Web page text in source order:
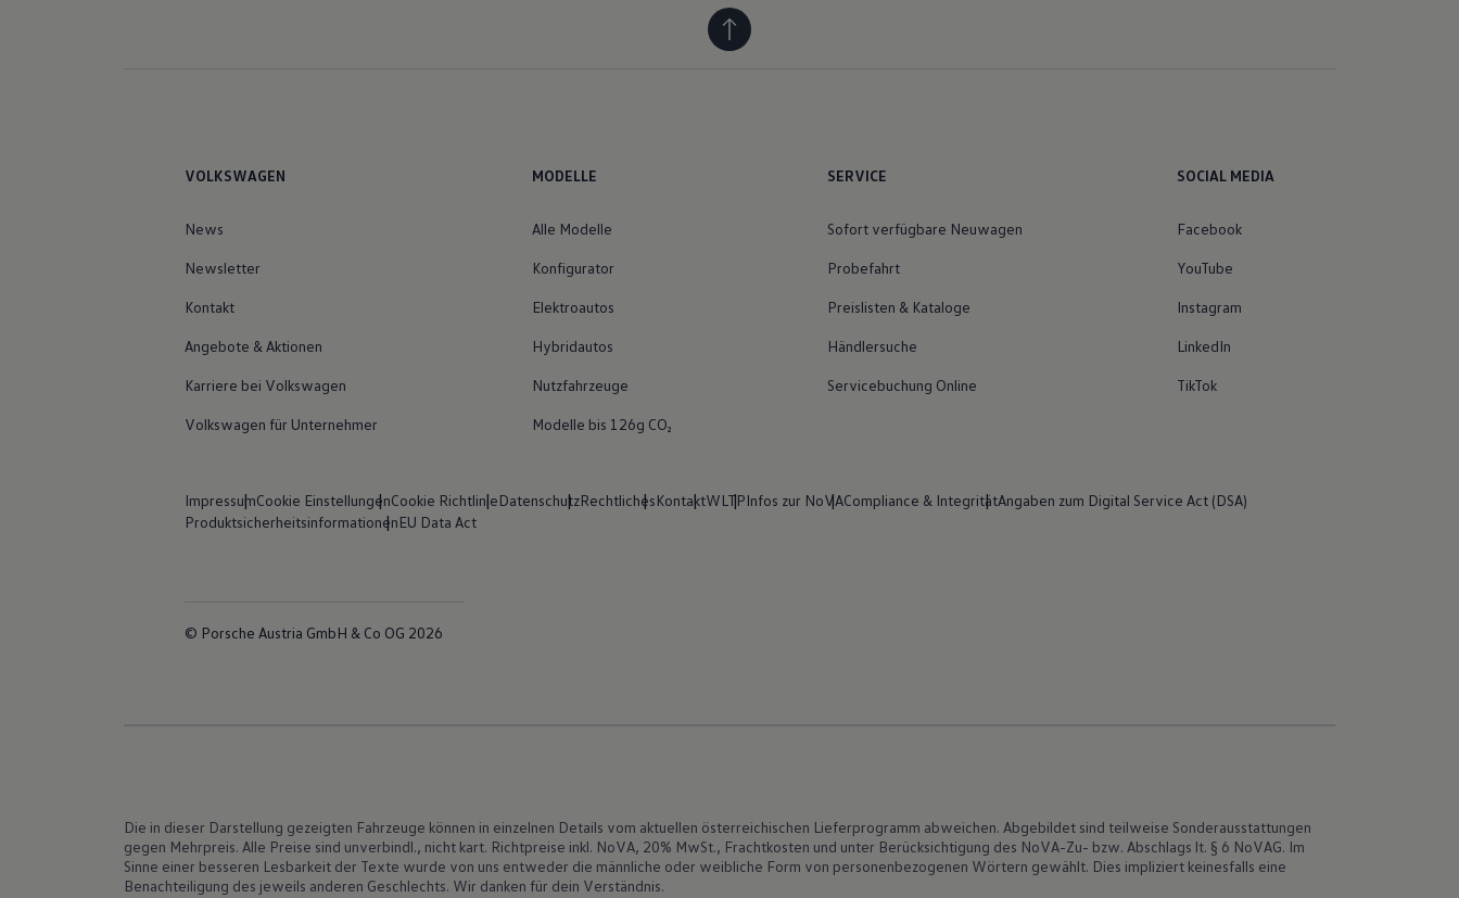
VOLKSWAGEN
News
Newsletter
Kontakt
Angebote & Aktionen
Karriere bei Volkswagen
Volkswagen für Unternehmer
MODELLE
Alle Modelle
Konfigurator
Elektroautos
Hybridautos
Nutzfahrzeuge
Modelle bis 126g CO₂
SERVICE
Sofort verfügbare Neuwagen
Probefahrt
Preislisten & Kataloge
Händlersuche
Servicebuchung Online
SOCIAL MEDIA
Facebook
YouTube
Instagram
LinkedIn
TikTok
ImpressumCookie EinstellungenCookie RichtlinieDatenschutzRechtlichesKontaktWLTPInfos zur NoVACompliance & IntegritätAngaben zum Digital Service Act (DSA)
ProduktsicherheitsinformationenEU Data Act
© Porsche Austria GmbH & Co OG 2026
Die in dieser Darstellung gezeigten Fahrzeuge können in einzelnen Details vom aktuellen österreichischen Lieferprogramm abweichen. Abgebildet sind teilweise Sonderausstattungen
gegen Mehrpreis. Alle Preise sind unverbindl., nicht kart. Richtpreise inkl. NoVA, 20% MwSt., Frachtkosten und unter Berücksichtigung des NoVA-Zu- bzw. Abschlags lt. § 6 NoVAG. Im
Sinne einer besseren Lesbarkeit der Texte wurde von uns entweder die männliche oder weibliche Form von personenbezogenen Wörtern gewählt. Dies impliziert keinesfalls eine
Benachteiligung des jeweils anderen Geschlechts. Wir danken für dein Verständnis.